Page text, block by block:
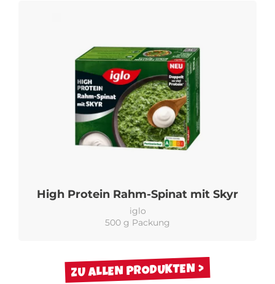
High Protein Rahm-Spinat mit Skyr
iglo
500 g Packung
ZU ALLEN PRODUKTEN